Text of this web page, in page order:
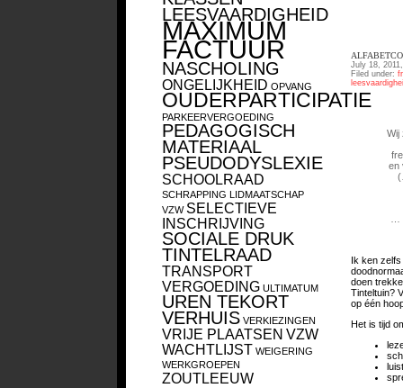
LEESVAARDIGHEID
MAXIMUM
FACTUUR
NASCHOLING
ONGELIJKHEID OPVANG
OUDERPARTICIPATIE
PARKEERVERGOEDING
PEDAGOGISCH
MATERIAAL
PSEUDODYSLEXIE
SCHOOLRAAD
SCHRAPPING LIDMAATSCHAP
VZW SELECTIEVE
INSCHRIJVING
SOCIALE DRUK
TINTELRAAD
TRANSPORT
VERGOEDING ULTIMATUM
UREN TEKORT
VERHUIS VERKIEZINGEN
VRIJE PLAATSEN VZW
WACHTLIJST WEIGERING
WERKGROEPEN
ZOUTLEEUW
July 18,
Filed under:
Wij
en
Ik ken
doen
Tinteltuin?
op één
Het is tijd